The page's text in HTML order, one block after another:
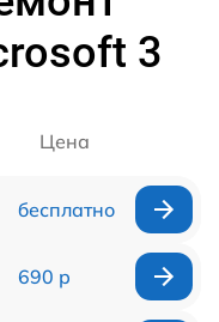
3
Цена
бесплатно
690 р